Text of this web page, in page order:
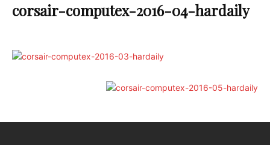
corsair-computex-2016-04-hardaily